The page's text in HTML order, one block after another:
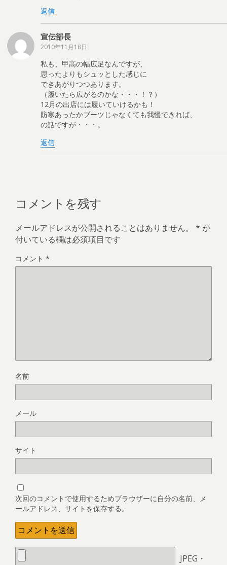
返信
宣伝部長
2010年11月18日
私も、甲高の幅広足なんですが、
思ったよりもシュッとした感じに
できあがりつつあります。
（履いたら広がるのかな・・・！？）
12月の出店には履いていけるかも！
防寒あったかブーツじゃなくても我慢できれば、
の話ですが・・・。
返信
コメントを残す
メールアドレスが公開されることはありません。 * が
付いている欄は必須項目です
コメント *
名前
メール
サイト
次回のコメントで使用するためブラウザーに自分の名前、メ
ールアドレス、サイトを保存する。
JPEG・